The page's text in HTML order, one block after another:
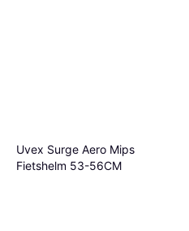
Uvex Surge Aero Mips
Fietshelm 53-56CM